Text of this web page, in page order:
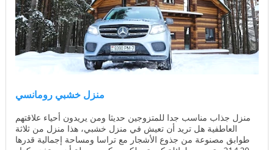
منزل جذاب مناسب جدا للمتزوجين حديثا ومن يريدون أحياء علاقتهم
العاطفية هل تريد أن تعيش في منزل خشبي، هذا منزل من ثلاثة
طوابق مصنوعة من جذوع الأشجار مع تراسا ومساحة إجمالية قدرها